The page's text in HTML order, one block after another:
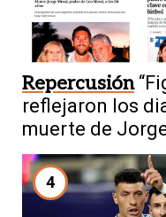
Repercusión
reflejaron los
muerte de
4